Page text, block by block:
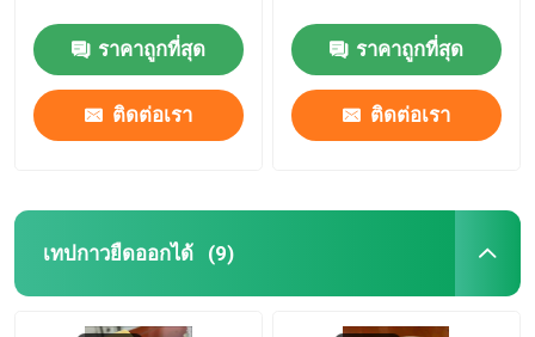
ราคาถูกที่สุด
ติดต่อเรา
ราคาถูกที่สุด
ติดต่อเรา
เทปกาวยืดออกได้ (9)